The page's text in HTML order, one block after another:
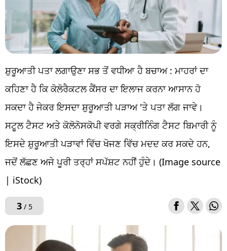
ਸ਼ੁਰੂਆਤੀ ਪਤਾ ਲਗਾਉਣਾ ਸਭ ਤੋਂ ਵਧੀਆ ਹੈ ਬਚਾਅ : ਮਾਹਰਾਂ ਦਾ
ਕਹਿਣਾ ਹੈ ਕਿ ਕੋਲੋਰੈਕਟਲ ਕੈਂਸਰ ਦਾ ਇਲਾਜ ਕਰਨਾ ਆਸਾਨ ਹੋ
ਸਕਦਾ ਹੈ ਜੇਕਰ ਇਸਦਾ ਸ਼ੁਰੂਆਤੀ ਪੜਾਅ 'ਤੇ ਪਤਾ ਲੱਗ ਜਾਵੇ।
ਸਟੂਲ ਟੈਸਟ ਅਤੇ ਕੋਲੋਨੋਸਕੋਪੀ ਵਰਗੇ ਸਕ੍ਰੀਨਿੰਗ ਟੈਸਟ ਬਿਮਾਰੀ ਨੂੰ
ਇਸਦੇ ਸ਼ੁਰੂਆਤੀ ਪੜਾਵਾਂ ਵਿੱਚ ਖੋਜਣ ਵਿੱਚ ਮਦਦ ਕਰ ਸਕਦੇ ਹਨ,
ਜਦੋਂ ਲੱਛਣ ਅਜੇ ਪੂਰੀ ਤਰ੍ਹਾਂ ਸਪੱਸ਼ਟ ਨਹੀਂ ਹੁੰਦੇ। (Image source
| iStock)
3/ 5